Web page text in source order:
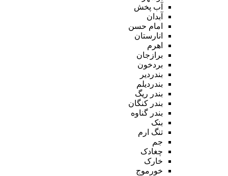
آب پخش
آبدان
امام حسن
انارستان
اهرم
برازجان
بردخون
بندردیر
بندردیلم
بندر ریگ
بندر کنگان
بندر گناوه
بنک
تنگ ارم
جم
چغادک
خارک
خورموج